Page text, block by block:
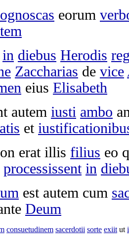
eorum
in diebus Herodis
Zaccharias de vice
eius Elisabeth
autem iusti ambo
et
erat illis filius eo
processissent in
est autem cum
Deum
consuetudinem sacerdotii sorte exiit ut